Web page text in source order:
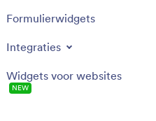
Formulierwidgets
Integraties
Widgets voor websites
NEW